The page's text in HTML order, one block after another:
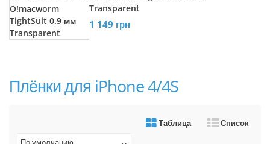
Transparent
1 149 грн
Плёнки для iPhone 4/4S
Таблица
Список